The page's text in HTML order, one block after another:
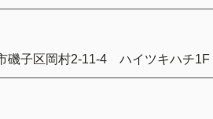
磯子区岡村2-11-4 ハイツキハチ1F